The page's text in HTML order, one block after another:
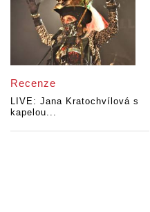
Recenze
LIVE: Jana Kratochvílová s
kapelou...